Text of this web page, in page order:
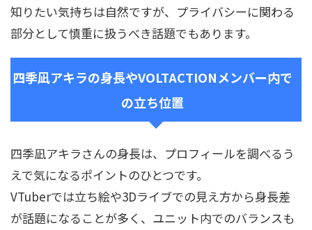
知りたい気持ちは自然ですが、プライバシーに関わる
部分として慎重に扱うべき話題でもあります。
四季凪アキラの身長やVOLTACTIONメンバー内で
の立ち位置
四季凪アキラさんの身長は、プロフィールを調べるう
えで気になるポイントのひとつです。
VTuberでは立ち絵や3Dライブでの見え方から身長差
が話題になることが多く、ユニット内でのバランスも